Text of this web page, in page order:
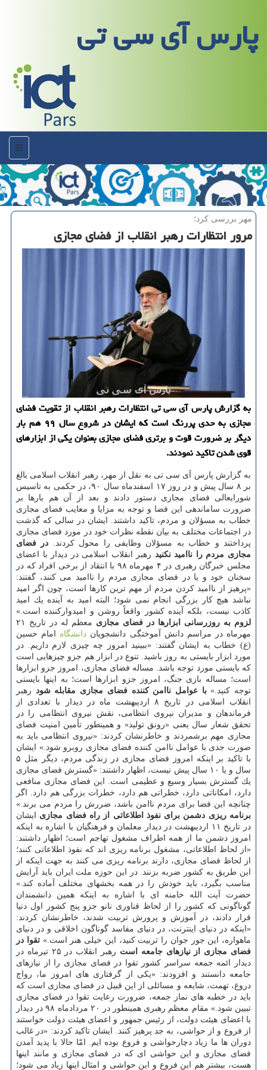
پارس آی سی تی
منو
مهر بررسی كرد؛
مرور انتظارات رهبر انقلاب از فضای مجازی
به گزارش پارس آی سی تی انتظارات رهبر انقلاب از تقویت فضای
مجازی به حدی پررنگ است كه ایشان در شروع سال ۹۹ هم بار
دیگر بر ضرورت قوت و برتری فضای مجازی بعنوان یكی از ابزارهای
قوی شدن تاكید نمودند.
به گزارش پارس آی سی تی به نقل از مهر، رهبر انقلاب اسلامی بالغ
بر ۸ سال پیش و در روز ۱۷ اسفندماه سال ۹۰، در حكمی به تاسیس
شورایعالی فضای مجازی دستور دادند و بعد از آن هم بارها بر
ضرورت ساماندهی این فضا و توجه به مزایا و معایب فضای مجازی
خطاب به مسؤلان و مردم، تاكید داشتند. ایشان در سالی كه گذشت
در اجتماعات مختلف به بیان نقطه نظرات خود در مورد فضای مجازی
پرداختند و خطاب به مسؤلان وظایفی را محول كردند. در فضای
مجازی مردم را ناامید نكنید رهبر انقلاب اسلامی در دیدار با اعضای
مجلس خبرگان رهبری در ۴ مهرماه ۹۸ با انتقاد از برخی افراد كه در
سخنان خود و یا در فضای مجازی مردم را ناامید می كنند، گفتند:
«پرهیز از ناامید كردن مردم از مهم ترین كارها است، چون اگر امید
نباشد هیچ كار بزرگی انجام نمی شود؛ البته امید به آینده یك امید
كاذب نیست، بلكه آینده كشور واقعاً روشن و امیدواركننده است.»
لزوم به روزرسانی ابزارها در فضای مجازی
معظم له در تاریخ ۲۱
مهرماه در مراسم دانش آموختگی دانشجویان دانشگاه امام حسین
(ع) خطاب به ایشان گفتند: «ببینید امروز چه چیزی لازم داریم. در
مورد ابزار بایستی به روز باشید. تنوع در ابزار هم جزو چیزهایی است
كه بایستی مورد توجه باشد. مساله فضای مجازی، امروز جزو ابزارها
است؛ مساله بازی جنگ، امروز جزو ابزارها است؛ به اینها بایستی
توجه كنید.»با عوامل ناامن كننده فضای مجازی مقابله شود رهبر
انقلاب اسلامی در تاریخ ۸ اردیبهشت ماه در دیدار با تعدادی از
فرماندهان و مدیران نیروی انتظامی، نقش نیروی انتظامی را در
تحقق شعار سال یعنی «رونق تولید» و همینطور تأمین امنیت فضای
مجازی مهم برشمردند و خاطرنشان كردند: «نیروی انتظامی باید به
صورت جدی با عوامل ناامن كننده فضای مجازی روبرو شود.» ایشان
با تاكید بر اینكه امروز فضای مجازی در زندگی مردم، دیگر مثل ۵
سال و یا ۱۰ سال پیش نیست، اظهار داشتند: «گسترش فضای مجازی
یك گسترش بسیار وسیع و عظیمی است. این فضای مجازی منافعی
دارد، امكاناتی دارد، خطراتی هم دارد، خطرات بزرگی هم دارد. اگر
چنانچه این فضا برای مردم ناامن باشد، ضررش را مردم می برند.»
برنامه ریزی دشمن برای نفوذ اطلاعاتی از راه فضای مجازی ایشان
در تاریخ ۱۱ اردیبهشت در دیدار معلمان و فرهنگیان با اشاره به اینكه
امروز دشمن ما از همه اطراف مشغول تهاجم است؛ اظهار داشتند:
«از لحاظ اطلاعاتی، مشغول برنامه ریزی اند كه نفوذ اطلاعاتی كنند؛
از لحاظ فضای مجازی، دارند برنامه ریزی می كنند به جهت اینكه از
این طریق به كشور ضربه بزنند. در این حوزه ملت ایران باید آرایش
مناسب بگیرد، باید خودش را در همه بخشهای مختلف آماده كند.»
حضرت آیت الله خامنه ای با اشاره به اینكه همین دانشمندان
گوناگونی كه كشور را از لحاظ فناوری نانو جزو پنج كشور اول دنیا
قرار دادند، در آموزش و پرورش تربیت شدند، خاطرنشان كردند:
«اینكه در دنیای اینترنت، در دنیای مفاسد گوناگون اخلاقی و در دنیای
ماهواره، این جور جوان را تربیت كنید، این خیلی هنر است.»تقوا در
فضای مجازی از نیازهای جامعه است
رهبر انقلاب در ۲۵ تیرماه در
دیدار ائمه جمعه سراسر كشور تقوا در فضای مجازی را از نیازهای
جامعه دانستند و افزودند: «یكی از گرفتاری های امروز ما، رواج
دروغ، تهمت، شایعه و مسائلی از این قبیل در فضای مجازی است كه
باید در خطبه های نماز جمعه، ضرورت رعایت تقوا در فضای مجازی
تبیین شود.» مقام معظم رهبری همینطور در ۲۰ مردادماه ۹۸ در دیدار
با اعضای هیئت دولت، از رئیس جمهور و اعضای هیئت دولت خواستند
از فروع و از حواشی، به جد پرهیز كنند. ایشان تاكید كردند: «در غالب
دوران ها ما زیاد دچارحواشی و فروع بوده ایم. امّا حالا با پدید آمدن
فضای مجازی و این حواشی ای كه در فضای مجازی و مانند اینها
هست، بیشتر هم این فروع و این حواشی و امثال اینها زیاد می شود؛